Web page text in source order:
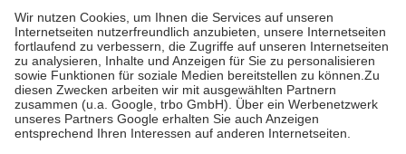
höchstens zehn Euro.
Es sind jedoch nie mehr als die tatsächlichen
Kosten der Leistung zu entrichten.
Diese Regeln gelten grundsätzlich auch für Online-Apotheken.
Bei Heilmitteln und häuslicher Krankenpflege beträgt die
Zuzahlung zehn Prozent der Kosten sowie zehn Euro je
Verordnung.
Um das Engagement der Versicherten für ihre eigene Gesundheit zu
stärken und die besondere Stellung der Familie zu unterstützen,